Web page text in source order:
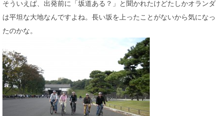
そういえば、出発前に「坂道ある？」と聞かれたけどたしかオランダ
は平坦な大地なんですよね。長い坂を上ったことがないから気になっ
たのかな。